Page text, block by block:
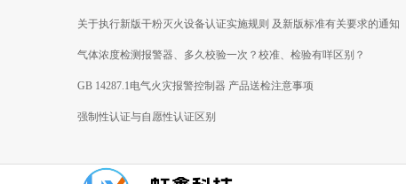
焰探测器产品新版 国家标准有关要求的通知
关于执行新版干粉灭火设备认证实施规则 及新版标准有关要求的通知
气体浓度检测报警器、多久校验一次？校准、检验有咩区别？
GB 14287.1电气火灾报警控制器 产品送检注意事项
强制性认证与自愿性认证区别